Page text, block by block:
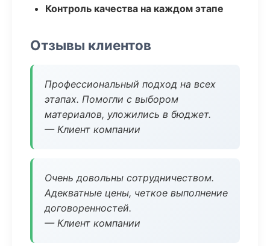
Контроль качества на каждом этапе
Отзывы клиентов
Профессиональный подход на всех
этапах. Помогли с выбором
материалов, уложились в бюджет.
— Клиент компании
Очень довольны сотрудничеством.
Адекватные цены, четкое выполнение
договоренностей.
— Клиент компании